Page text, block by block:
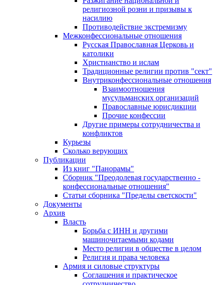
религиозной розни и призывы к
насилию
Противодействие экстремизму
Межконфессиональные отношения
Русская Православная Церковь и
католики
Христианство и ислам
Традиционные религии против "сект"
Внутриконфессиональные отношения
Взаимоотношения
мусульманских организаций
Православные юрисдикции
Прочие конфессии
Другие примеры сотрудничества и
конфликтов
Курьезы
Сколько верующих
Публикации
Из книг "Панорамы"
Сборник "Преодолевая государственно -
конфессиональные отношения"
Статьи сборника "Пределы светскости"
Документы
Архив
Власть
Борьба с ИНН и другими
машиночитаемыми кодами
Место религии в обществе в целом
Религия и права человека
Армия и силовые структуры
Соглашения и практическое